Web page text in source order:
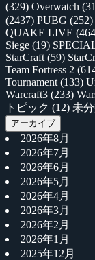
(329) Overwatch
(2437) PUBG (252)
QUAKE LIVE
Siege (19)
StarCraft (59)
Team Fortress 2
Tournament (133)
Warcraft3 (233)
トピック (12) 未
アーカイブ
2026年8月
2026年7月
2026年6月
2026年5月
2026年4月
2026年3月
2026年2月
2026年1月
2025年12月